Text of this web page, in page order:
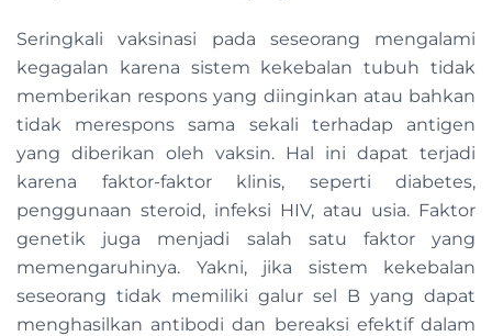
Seringkali vaksinasi pada seseorang mengalami
kegagalan karena sistem kekebalan tubuh tidak
memberikan respons yang diinginkan atau bahkan
tidak merespons sama sekali terhadap antigen
yang diberikan oleh vaksin. Hal ini dapat terjadi
karena faktor-faktor klinis, seperti diabetes,
penggunaan steroid, infeksi HIV, atau usia. Faktor
genetik juga menjadi salah satu faktor yang
memengaruhinya. Yakni, jika sistem kekebalan
seseorang tidak memiliki galur sel B yang dapat
menghasilkan antibodi dan bereaksi efektif dalam